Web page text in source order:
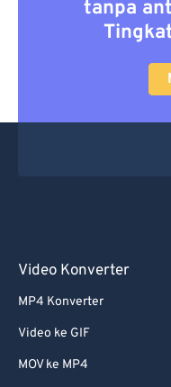
tanpa
Video Konverter
MP4 Konverter
Video ke GIF
MOV ke MP4